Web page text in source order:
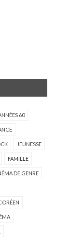
60
JEUNESSE
FAMILLE
DE GENRE